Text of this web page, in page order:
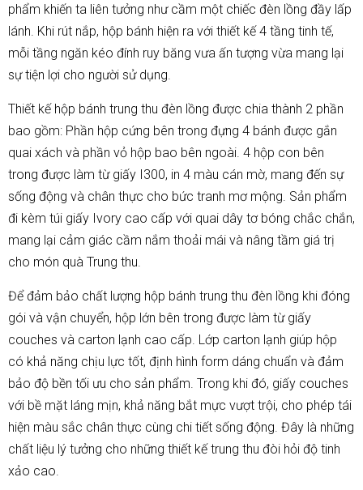
phẩm khiến ta liên tưởng như cầm một chiếc đèn lồng đầy lấp
lánh. Khi rút nắp, hộp bánh hiện ra với thiết kế 4 tầng tinh tế,
mỗi tầng ngăn kéo đính ruy băng vưa ấn tượng vừa mang lại
sự tiện lợi cho người sử dụng.
Thiết kế hộp bánh trung thu đèn lồng được chia thành 2 phần
bao gồm: Phần hộp cứng bên trong đựng 4 bánh được gắn
quai xách và phần vỏ hộp bao bên ngoài. 4 hộp con bên
trong được làm từ giấy I300, in 4 màu cán mờ, mang đến sự
sống động và chân thực cho bức tranh mơ mộng. Sản phẩm
đi kèm túi giấy Ivory cao cấp với quai dây tơ bóng chắc chắn,
mang lại cảm giác cầm nắm thoải mái và nâng tầm giá trị
cho món quà Trung thu.
Để đảm bảo chất lượng hộp bánh trung thu đèn lồng khi đóng
gói và vận chuyển, hộp lớn bên trong được làm từ giấy
couches và carton lạnh cao cấp. Lớp carton lạnh giúp hộp
có khả năng chịu lực tốt, định hình form dáng chuẩn và đảm
bảo độ bền tối ưu cho sản phẩm. Trong khi đó, giấy couches
với bề mặt láng mịn, khả năng bắt mực vượt trội, cho phép tái
hiện màu sắc chân thực cùng chi tiết sống động. Đây là những
chất liệu lý tưởng cho những thiết kế trung thu đòi hỏi độ tinh
xảo cao.